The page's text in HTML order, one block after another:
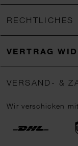
RECHTLICHES
VERTRAG
VERSAND- &
Wir verschicken mit